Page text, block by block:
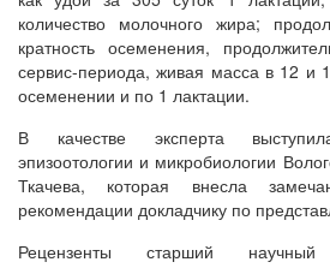
количество молочного жира;
кратность осеменения,
сервис-периода, живая масса в 12 и
осеменении и по 1 лактации.
В качестве эксперта
эпизоотологии и микробиологии
Ткачева, которая внесла
рекомендации докладчику по
Рецензенты старший